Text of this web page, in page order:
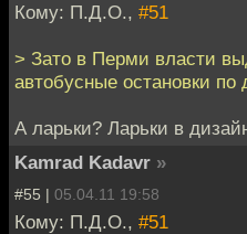
Кому: П.Д.О., #51
> Зато в Перми власти
автобусные остановки
А ларьки? Ларьки в
Kamrad Kadavr »
#55 | 05.04.11 19:58
Кому: П.Д.О., #51